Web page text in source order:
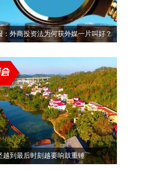
：外商投资法为何获外媒一片叫好？
越到最后时刻越要响鼓重锤